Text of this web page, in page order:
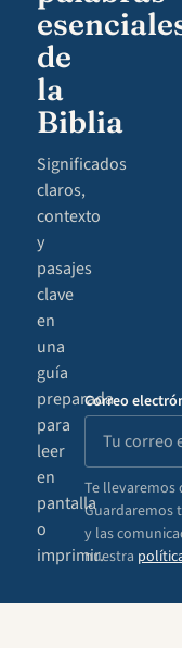
de
la
Biblia
Significados
claros,
contexto
y
pasajes
clave
en
una
guía
preparada
para
leer
en
pantalla
o
imprimir.
Correo
Te llevaremos
Guardaremos
y las
nuestra